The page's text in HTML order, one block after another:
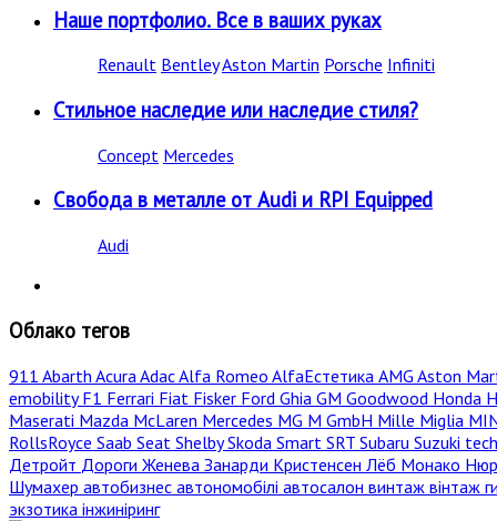
Наше портфолио. Все в ваших руках
Renault BentleyAston Martin Porsche Infiniti
Стильное наследие или наследие стиля?
Concept Mercedes
Свобода в металле от Audi и RPI Equipped
Audi
Облако тегов
911 Abarth Acura AdacAlfa Romeo AlfaЕстетика AMG Aston
emobilityF1 Ferrari Fiat Fisker Ford Ghia GM Goodwood Honda
Maserati Mazda McLaren Mercedes MG M GmbH Mille Miglia
RollsRoyce Saab Seat ShelbySkoda Smart SRT Subaru Suzuki
Детройт Дороги Женева Занарди Кристенсен Лёб Монако
Шумахер автобизнес автономобілі автосалон винтаж вінтаж
экзотика інжиніринг